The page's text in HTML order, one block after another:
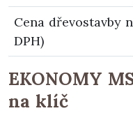
Cena dřevostavby
DPH)
EKONOMY
na klíč